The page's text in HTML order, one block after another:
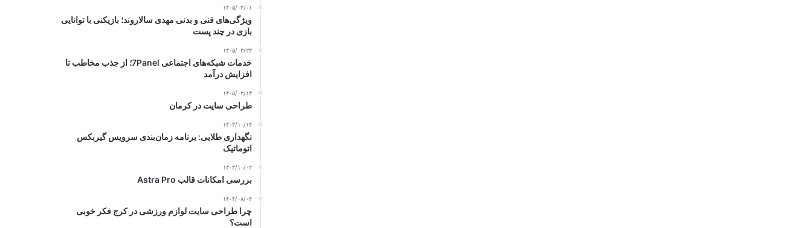
۱۴۰۵/۰۴/۰۱
ویژگی‌های فنی و بدنی مهدی سالاروند؛ بازیکنی با توانایی
بازی در چند پست
۱۴۰۵/۰۳/۲۴
خدمات شبکه‌های اجتماعی 7Panel؛ از جذب مخاطب تا
افزایش درآمد
۱۴۰۵/۰۲/۱۴
طراحی سایت در کرمان
۱۴۰۳/۱۰/۱۴
نگهداری طلایی: برنامه زمان‌بندی سرویس گیربکس
اتوماتیک
۱۴۰۴/۱۰/۰۲
بررسی امکانات قالب Astra Pro
۱۴۰۴/۰۸/۰۴
چرا طراحی سایت لوازم ورزشی در کرج فکر خوبی
است؟